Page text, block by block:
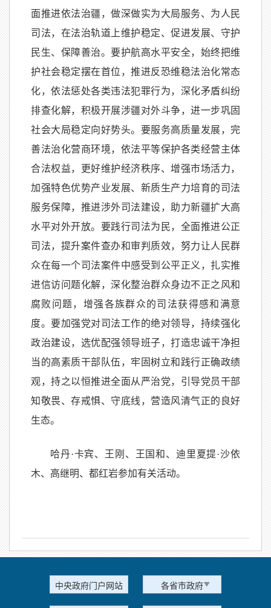
面推进依法治疆，做深做实为大局服务、为人民
司法，在法治轨道上维护稳定、促进发展、守护
民生、保障善治。要护航高水平安全，始终把维
护社会稳定摆在首位，推进反恐维稳法治化常态
化，依法惩处各类违法犯罪行为，深化矛盾纠纷
排查化解，积极开展涉疆对外斗争，进一步巩固
社会大局稳定向好势头。要服务高质量发展，完
善法治化营商环境，依法平等保护各类经营主体
合法权益，更好维护经济秩序、增强市场活力，
加强特色优势产业发展、新质生产力培育的司法
服务保障，推进涉外司法建设，助力新疆扩大高
水平对外开放。要践行司法为民，全面推进公正
司法，提升案件查办和审判质效，努力让人民群
众在每一个司法案件中感受到公平正义，扎实推
进信访问题化解，深化整治群众身边不正之风和
腐败问题，增强各族群众的司法获得感和满意
度。要加强党对司法工作的绝对领导，持续强化
政治建设，选优配强领导班子，打造忠诚干净担
当的高素质干部队伍，牢固树立和践行正确政绩
观，持之以恒推进全面从严治党，引导党员干部
知敬畏、存戒惧、守底线，营造风清气正的良好
生态。
哈丹·卡宾、王刚、王国和、迪里夏提·沙依
木、高继明、都红岩参加有关活动。
中央政府门户网站 各省市政府